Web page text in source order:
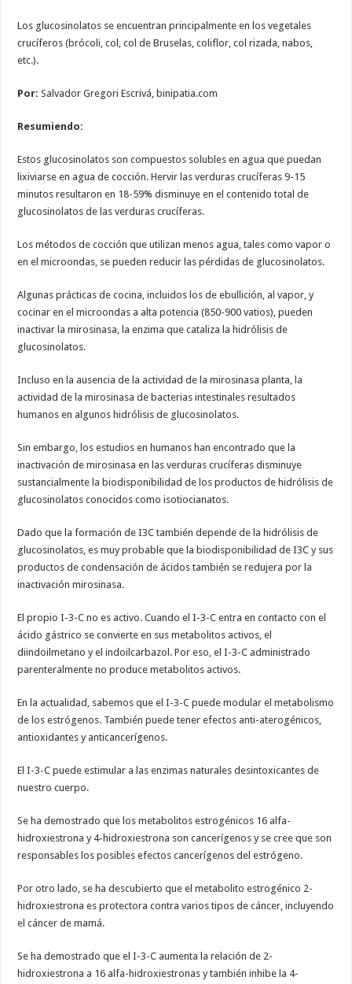
Los glucosinolatos se encuentran principalmente en los vegetales
crucíferos (brócoli, col, col de Bruselas, coliflor, col rizada, nabos,
etc.).
Por: Salvador Gregori Escrivá, binipatia.com
Resumiendo:
Estos glucosinolatos son compuestos solubles en agua que puedan
lixiviarse en agua de cocción. Hervir las verduras crucíferas 9-15
minutos resultaron en 18-59% disminuye en el contenido total de
glucosinolatos de las verduras crucíferas.
Los métodos de cocción que utilizan menos agua, tales como vapor o
en el microondas, se pueden reducir las pérdidas de glucosinolatos.
Algunas prácticas de cocina, incluidos los de ebullición, al vapor, y
cocinar en el microondas a alta potencia (850-900 vatios), pueden
inactivar la mirosinasa, la enzima que cataliza la hidrólisis de
glucosinolatos.
Incluso en la ausencia de la actividad de la mirosinasa planta, la
actividad de la mirosinasa de bacterias intestinales resultados
humanos en algunos hidrólisis de glucosinolatos.
Sin embargo, los estudios en humanos han encontrado que la
inactivación de mirosinasa en las verduras crucíferas disminuye
sustancialmente la biodisponibilidad de los productos de hidrólisis de
glucosinolatos conocidos como isotiocianatos.
Dado que la formación de I3C también depende de la hidrólisis de
glucosinolatos, es muy probable que la biodisponibilidad de I3C y sus
productos de condensación de ácidos también se redujera por la
inactivación mirosinasa.
El propio I-3-C no es activo. Cuando el I-3-C entra en contacto con el
ácido gástrico se convierte en sus metabolitos activos, el
diindoilmetano y el indoilcarbazol. Por eso, el I-3-C administrado
parenteralmente no produce metabolitos activos.
En la actualidad, sabemos que el I-3-C puede modular el metabolismo
de los estrógenos. También puede tener efectos anti-aterogénicos,
antioxidantes y anticancerígenos.
El I-3-C puede estimular a las enzimas naturales desintoxicantes de
nuestro cuerpo.
Se ha demostrado que los metabolitos estrogénicos 16 alfa-
hidroxiestrona y 4-hidroxiestrona son cancerígenos y se cree que son
responsables los posibles efectos cancerígenos del estrógeno.
Por otro lado, se ha descubierto que el metabolito estrogénico 2-
hidroxiestrona es protectora contra varios tipos de cáncer, incluyendo
el cáncer de mamá.
Se ha demostrado que el I-3-C aumenta la relación de 2-
hidroxiestrona a 16 alfa-hidroxiestronas y también inhibe la 4-